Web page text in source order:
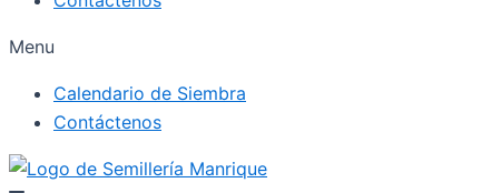
Menu
Calendario de Siembra
Contáctenos